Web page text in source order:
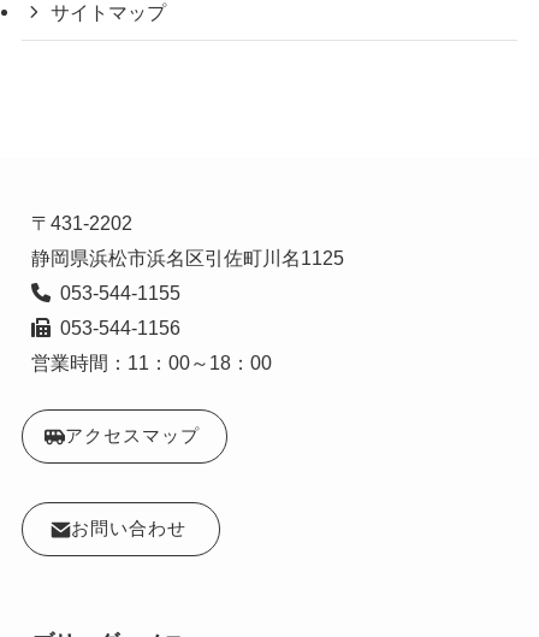
サイトマップ
〒431-2202
静岡県浜松市浜名区引佐町川名1125
  053-544-1155
  053-544-1156
営業時間：11：00～18：00
アクセスマップ
お問い合わせ